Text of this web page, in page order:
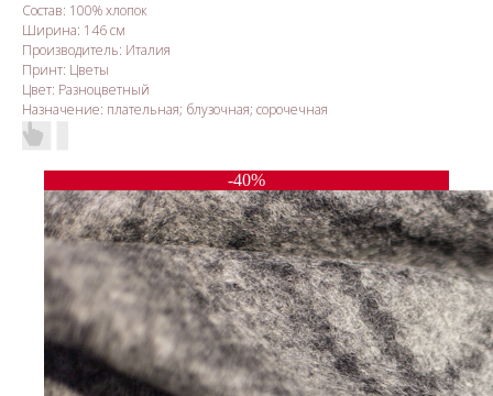
Состав: 100% хлопок
Ширина: 146 см
Производитель: Италия
Принт: Цветы
Цвет: Разноцветный
Назначение: плательная; блузочная; сорочечная
-40%